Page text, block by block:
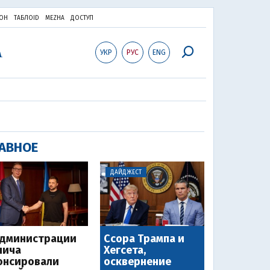
ТАБЛОID MEZHA ДОСТУП
УКР РУС ENG
ДАЙДЖЕСТ
Ссора Трампа и
Хегсета,
осквернение